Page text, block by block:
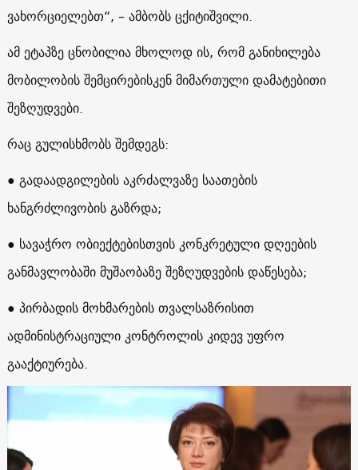
ვახორციელებთ“, – ამბობს ცქიტიშვილი.
ამ ეტაპზე ცნობილია მხოლოდ ის, რომ განიხილება
მობილობის შემცირებისკენ მიმართული დამატებითი
შეზღუდვები.
რაც გულისხმობს შემდეგს:
● გადაადგილების აკრძალვაზე საათების
ხანგრძლივობის გაზრდა;
● სავაჭრო ობიექტებისთვის კონკრეტული დღეების
განმავლობაში მუშაობაზე შეზღუდვების დაწესება;
● პირბადის მოხმარების თვალსაზრისით
ადმინისტრაციული კონტროლის კიდევ უფრო
გააქტიურება.